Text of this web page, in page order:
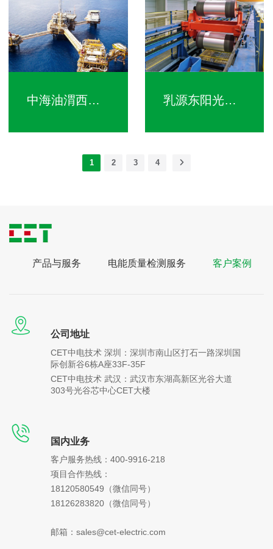
中海油渭西南海上油田群 乳源东阳光精箔有限公司
1 2 3 4
产品与服务 电能质量检测服务 客户案例
公司地址
CET中电技术 深圳：深圳市南山区打石一路深圳国
际创新谷6栋A座33F-35F
CET中电技术 武汉：武汉市东湖高新区光谷大道
303号光谷芯中心CET大楼
国内业务
客户服务热线：400-9916-218
项目合作热线：
18120580549 （微信同号）
18126283820（微信同号）
邮箱：sales@cet-electric.com